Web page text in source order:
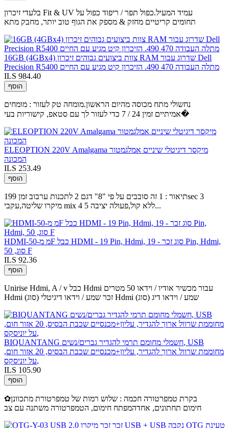
בלעדי זיכרון Fit & UV עמיד המעיל.כפול תפר / ריפוד כפול על
תחומים קריטיים מחזק & מספק את הגוף טוב יותר, מחבק מתא
16GB (4GBx4) צוות ביצועים גבוהים זיכרון RAM שדרוג עבור Dell
Precision R5400 מתלה העבודה 470 490. הזיכרון קיט מגיע עם החיים
ILS 984.40
הוסף
נחשולי מתח מכוסה מהיום הראשון.מומחה טק לעזור : מומחים
אמיתיים זמין 24 / 7 כדי לעזור לך עם סטאפ, קישוריות בעי�
ELEOPTION 220V Amalgama מיקסר דיגיטלי שיניים אמלגמטור
המכונה
ILS 253.49
הוסף
תיאור : 1 זה סובבים על פי "8" דגם 2 לתכנות ערבוב זמן 199sec 3
מיקרו שליטה,עקבי mix 4 ללא קול,פעולה יציבה 5...
HDMI-מ מ-50F כבל HDMI - 19 Pin, Hdmi, סוג זכר - 19 Pin, Hdmi,
סוג, 50 F
ILS 92.36
הוסף
Unirise Hdmi, A / v כבל Hdmi עבור מכשיר אודיו / וידאו 50 מטרים
Hdmi (סוג) זכר שמע / וידאו דיגיטלי Hdmi (סוג) שמע / וידאו דיג
BIQUANTANG חשמלי מחומם תרמי להגדיר גברים/נשים, USB
מחוממת שרוול ארוך להגדיר, עליון+מכנסיים שכבת הבסיס, 20 אזור חום,
על יוניסקס,
ILS 105.90
הוסף
✿בקרת טמפרטורה חכמה : שלוש רמות של טמפרטורת מתכוונן
חימום תחתונים, אחדהמפתח חימום, הטמפרטורה משתנה עם צב